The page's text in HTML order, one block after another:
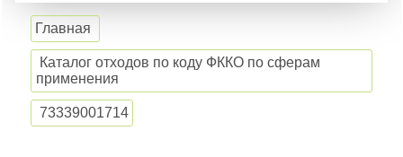
Главная
Каталог отходов по коду ФККО по сферам
применения
73339001714